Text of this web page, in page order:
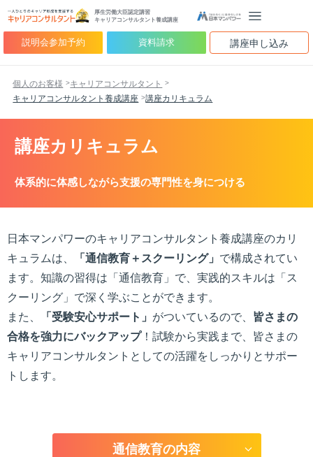
厚生労働大臣認定講習
キャリアコンサルタント養成講座
説明会参加予約 資料請求 講座申し込み
個人のお客様
キャリアコンサルタント
キャリアコンサルタント養成講座
講座カリキュラム
講座カリキュラム
体系的に体感しながら支援の専門性を身につける
日本マンパワーのキャリアコンサルタント養成講座のカリ
キュラムは、
「通信教育＋スクーリング」 で構成されてい
ます。知識の習得は「通信教育」で、実践的スキルは「ス
クーリング」で深く学ぶことができます。
また、
「受験安心サポート」 がついているので、 皆さまの
合格を強力にバックアップ！試験から実践まで、皆さまの
キャリアコンサルタントとしての活躍をしっかりとサポー
トします。
通信教育の内容